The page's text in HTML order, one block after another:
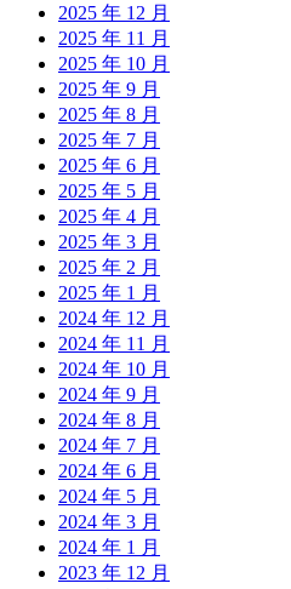
2025 年 12 月
2025 年 11 月
2025 年 10 月
2025 年 9 月
2025 年 8 月
2025 年 7 月
2025 年 6 月
2025 年 5 月
2025 年 4 月
2025 年 3 月
2025 年 2 月
2025 年 1 月
2024 年 12 月
2024 年 11 月
2024 年 10 月
2024 年 9 月
2024 年 8 月
2024 年 7 月
2024 年 6 月
2024 年 5 月
2024 年 3 月
2024 年 1 月
2023 年 12 月